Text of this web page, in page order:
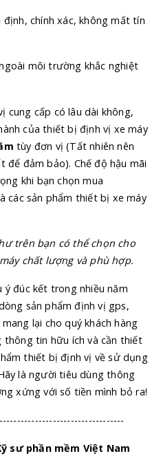
chính xác, không mất tín
môi trường khắc nghiệt
cung cấp có lâu dài không,
của thiết bị định vị xe máy
tùy đơn vị (Tất nhiên nên
để đảm bảo). Chế độ hậu mãi
khi bạn chọn mua
các sản phẩm thiết bị xe máy
trên bạn có thể chọn cho
chất lượng và phù hợp.
ý đúc kết trong nhiều năm
sản phẩm định vị gps,
lại cho quý khách hàng
thông tin hữu ích và cần thiết
thiết bị định vị về sử dụng
là người tiêu dùng thông
xứng với số tiền mình bỏ ra!
sư phần mềm Việt Nam